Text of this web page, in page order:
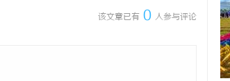
该文章已有 0 人参与评论